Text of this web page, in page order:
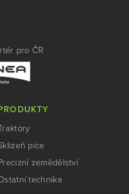
pro ČR
píce
zemědělství
technika